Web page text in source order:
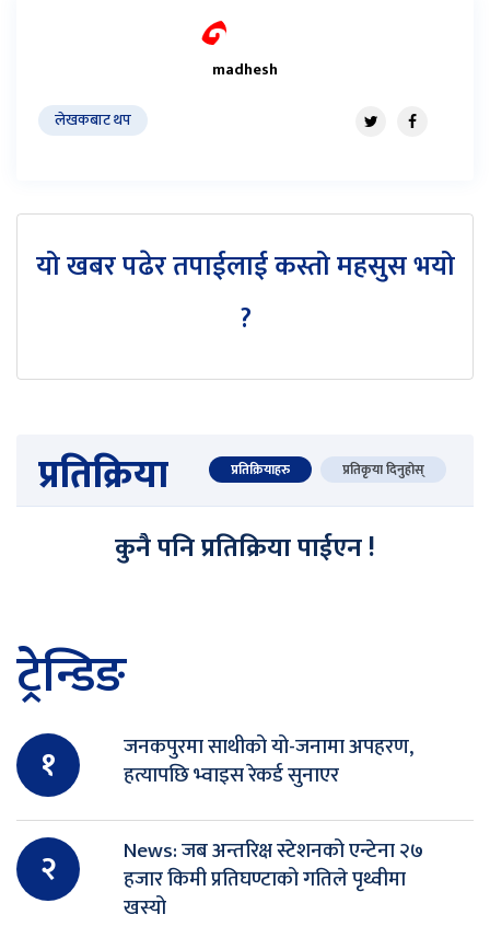
madhesh
लेखकबाट थप
यो खबर पढेर तपाईलाई कस्तो महसुस भयो
?
प्रतिक्रिया प्रतिक्रियाहरु प्रतिकृया दिनुहोस्
कुनै पनि प्रतिक्रिया पाईएन !
ट्रेन्डिङ
१
जनकपुरमा साथीको यो-जनामा अपहरण,
हत्यापछि भ्वाइस रेकर्ड सुनाएर
२
News: जब अन्तरिक्ष स्टेशनको एन्टेना २७
हजार किमी प्रतिघण्टाको गतिले पृथ्वीमा
खस्यो